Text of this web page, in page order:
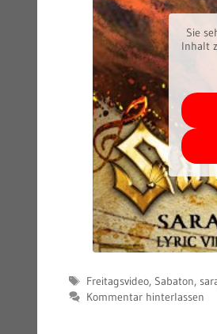
Sie
Inhalt
Schlagwörter
Freitagsvideo, Sabaton,
Kommentar hinterlassen